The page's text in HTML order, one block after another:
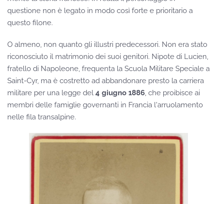
questione non è legato in modo così forte e prioritario a
questo filone.
O almeno, non quanto gli illustri predecessori. Non era stato
riconosciuto il matrimonio dei suoi genitori. Nipote di Lucien,
fratello di Napoleone, frequenta la Scuola Militare Speciale a
Saint-Cyr, ma è costretto ad abbandonare presto la carriera
militare per una legge del 4 giugno 1886, che proibisce ai
membri delle famiglie governanti in Francia l'arruolamento
nelle fila transalpine.